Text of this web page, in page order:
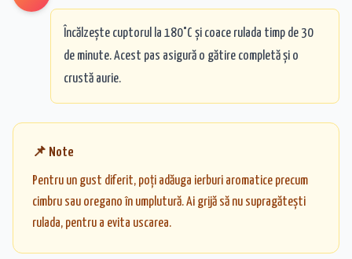
Încălzește cuptorul la 180°C și coace rulada timp de 30
de minute. Acest pas asigură o gătire completă și o
crustă aurie.
📌 Note
Pentru un gust diferit, poți adăuga ierburi aromatice precum
cimbru sau oregano în umplutură. Ai grijă să nu supragătești
rulada, pentru a evita uscarea.